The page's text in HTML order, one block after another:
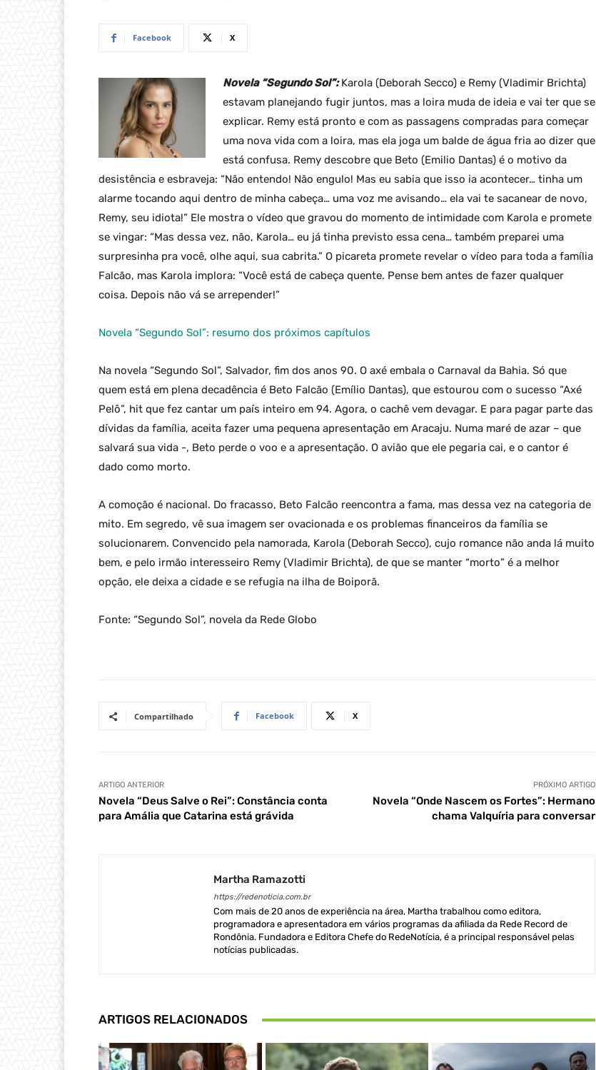
Facebook X
Novela “Segundo Sol”:Karola (Deborah Secco) e Remy (Vladimir Brichta)
estavam planejando fugir juntos, mas a loira muda de ideia e vai ter que se
explicar. Remy está pronto e com as passagens compradas para começar
uma nova vida com a loira, mas ela joga um balde de água fria ao dizer que
está confusa. Remy descobre que Beto (Emilio Dantas) é o motivo da
desistência e esbraveja: “Não entendo! Não engulo! Mas eu sabia que isso ia acontecer… tinha um
alarme tocando aqui dentro de minha cabeça… uma voz me avisando… ela vai te sacanear de novo,
Remy, seu idiota!” Ele mostra o vídeo que gravou do momento de intimidade com Karola e promete
se vingar: “Mas dessa vez, não, Karola… eu já tinha previsto essa cena… também preparei uma
surpresinha pra você, olhe aqui, sua cabrita.” O picareta promete revelar o vídeo para toda a família
Falcão, mas Karola implora: “Você está de cabeça quente. Pense bem antes de fazer qualquer
coisa. Depois não vá se arrepender!”
Novela “Segundo Sol”: resumo dos próximos capítulos
Na novela “Segundo Sol”, Salvador, fim dos anos 90. O axé embala o Carnaval da Bahia. Só que
quem está em plena decadência é Beto Falcão (Emílio Dantas), que estourou com o sucesso “Axé
Pelô”, hit que fez cantar um país inteiro em 94. Agora, o cachê vem devagar. E para pagar parte das
dívidas da família, aceita fazer uma pequena apresentação em Aracaju. Numa maré de azar – que
salvará sua vida -, Beto perde o voo e a apresentação. O avião que ele pegaria cai, e o cantor é
dado como morto.
A comoção é nacional. Do fracasso, Beto Falcão reencontra a fama, mas dessa vez na categoria de
mito. Em segredo, vê sua imagem ser ovacionada e os problemas financeiros da família se
solucionarem. Convencido pela namorada, Karola (Deborah Secco), cujo romance não anda lá muito
bem, e pelo irmão interesseiro Remy (Vladimir Brichta), de que se manter “morto” é a melhor
opção, ele deixa a cidade e se refugia na ilha de Boiporã.
Fonte: “Segundo Sol”, novela da Rede Globo
Compartilhado Facebook X
ARTIGO ANTERIOR
Novela “Deus Salve o Rei”: Constância conta
para Amália que Catarina está grávida
PRÓXIMO ARTIGO
Novela “Onde Nascem os Fortes”: Hermano
chama Valquíria para conversar
Martha Ramazotti
https://redenoticia.com.br
Com mais de 20 anos de experiência na área, Martha trabalhou como editora,
programadora e apresentadora em vários programas da afiliada da Rede Record de
Rondônia. Fundadora e Editora Chefe do RedeNotícia, é a principal responsável pelas
notícias publicadas.
ARTIGOS RELACIONADOS